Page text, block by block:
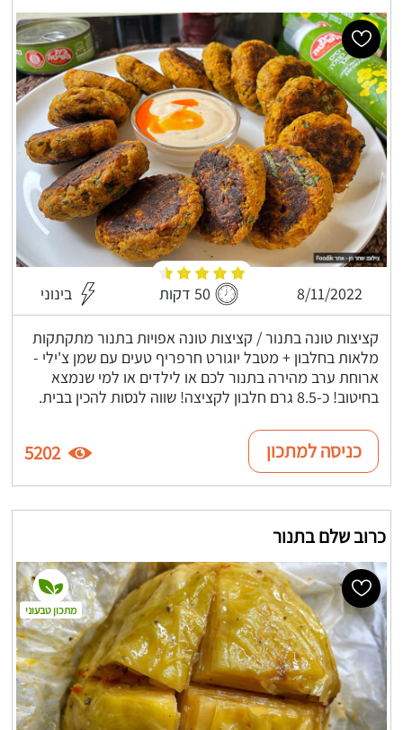
8/11/2022 50 דקות בינוני
קציצות טונה בתנור / קציצות טונה אפויות בתנור מתקתקות
מלאות בחלבון + מטבל יוגורט חרפריף טעים עם שמן צ'ילי -
ארוחת ערב מהירה בתנור לכם או לילדים או למי שנמצא
בחיטוב! כ-8.5 גרם חלבון לקציצה! שווה לנסות להכין בבית.
כניסה למתכון 5202
כרוב שלם בתנור
מתכון טבעוני